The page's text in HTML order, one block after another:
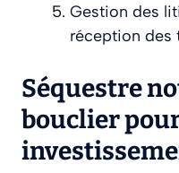
Gestion des
réception des
Séquestre
bouclier